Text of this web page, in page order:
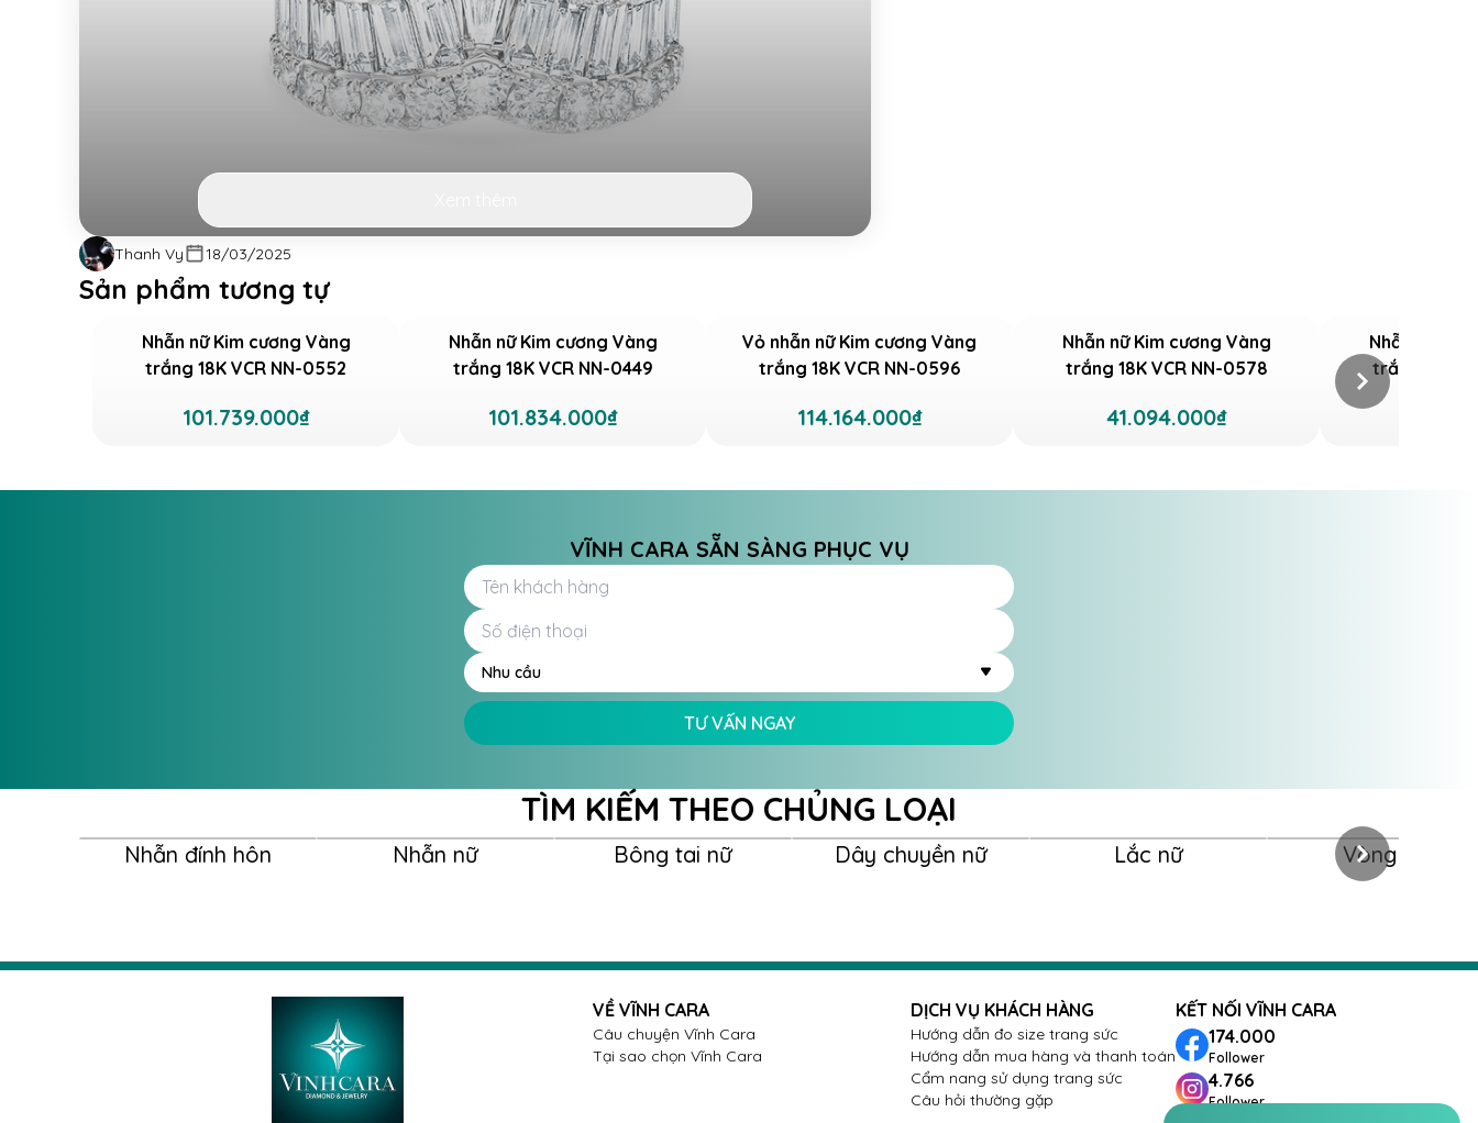
Nhẫn nữ Kim cương Vàng trắng 18K VCR NN-0457 của Vĩnh Cara là biểu tượng của sự
nữ tính, ngọt ngào và thanh lịch. Được chế tác từ vàng và kim cương cao cấp, chiếc
Lấy cảm hứng từ chiếc vương miện TIARA, mẫu nhẫn nữ NN-0457 mang lại cảm giác
sang trọng và đẳng cấp cho người sở hữu. Vương miện là đại diện của quyền lực và
thường gắn liền với nữ hoàng cao quý. Chiếc nhẫn lấy ý tưởng từ hình ảnh này được
xem là biểu tượng của sự danh giá, tôn vinh vẻ đẹp vĩnh cửu. Đồng thời, thiết kế này
còn tượng trưng cho vẻ đẹp quý phái và phong cách thời thượng của người phụ nữ
nên vẻ đẹp tinh xảo hơn và đẳng cấp hơn cho món trang sức cao cấp này.
cương Round, Baguette và Tapper tạo nên một chiếc vương miện bằng kim vương liền
Sự kết hợp giữa các viên kim cương tấm nhỏ đặt sát nhau trên bề mặt nhẫn trong kiểu
thiết kế Pave đã tạo nên hiệu ứng lấp lánh và rực rỡ. Điều này giúp cho những viên kim
Thanh Vy 18/03/2025
Sản phẩm tương tự
Nhẫn nữ Kim cương Vàng
trắng 18K VCR NN-0552
101.739.000₫
Nhẫn nữ Kim cương Vàng
trắng 18K VCR NN-0449
101.834.000₫
Vỏ nhẫn nữ Kim cương Vàng
trắng 18K VCR NN-0596
114.164.000₫
Nhẫn nữ Kim cương Vàng
trắng 18K VCR NN-0578
41.094.000₫
Nhẫn nữ
trắng 18K
VĨNH CARA SẴN SÀNG PHỤC VỤ
Nhu cầu
TƯ VẤN NGAY
TÌM KIẾM THEO CHỦNG LOẠI
Nhẫn đính hôn Nhẫn nữ Bông tai nữ Dây chuyền nữ Lắc nữ Vòng nữ
VỀ VĨNH CARA
Câu chuyện Vĩnh Cara
Tại sao chọn Vĩnh Cara
DỊCH VỤ KHÁCH HÀNG
Hướng dẫn đo size trang sức
Hướng dẫn mua hàng và thanh toán
Cẩm nang sử dụng trang sức
Câu hỏi thường gặp
KẾT NỐI VĨNH CARA
174.000
Follower
4.766
Follower